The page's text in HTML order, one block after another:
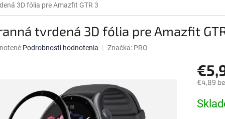
3D fólia pre Amazfit GTR 3
tvrdená 3D fólia pre Amazfit
Podrobnosti hodnotenia Značka: PRO
€4,89
cena: